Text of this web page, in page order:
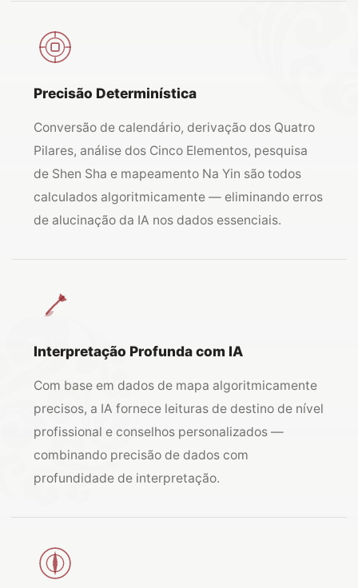
Precisão Determinística
Conversão de calendário, derivação dos Quatro
Pilares, análise dos Cinco Elementos, pesquisa
de Shen Sha e mapeamento Na Yin são todos
calculados algoritmicamente — eliminando erros
de alucinação da IA nos dados essenciais.
Interpretação Profunda com IA
Com base em dados de mapa algoritmicamente
precisos, a IA fornece leituras de destino de nível
profissional e conselhos personalizados —
combinando precisão de dados com
profundidade de interpretação.